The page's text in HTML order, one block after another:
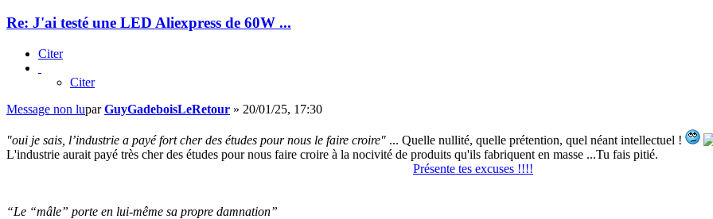
Re: J'ai testé une LED Aliexpress de 60W ...
Citer
Citer
Message non luparGuyGadeboisLeRetour » 20/01/25, 17:30
"oui je sais, l’industrie a payé fort cher des études pour nous le faire croire" ... Quelle nullité, quelle prétention, quel néant intellectuel !
L'industrie aurait payé très cher des études pour nous faire croire à la nocivité de produits qu'ils fabriquent en masse ...Tu fais pitié.
Présente tes excuses !!!!
“Le “mâle” porte en lui-même sa propre damnation”